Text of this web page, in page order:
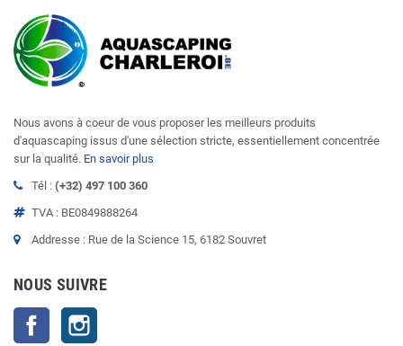
Nous avons à coeur de vous proposer les meilleurs produits
d'aquascaping issus d'une sélection stricte, essentiellement concentrée
sur la qualité. En savoir plus
Tél : (+32) 497 100 360
TVA : BE0849888264
Addresse : Rue de la Science 15, 6182 Souvret
NOUS SUIVRE
Facebook